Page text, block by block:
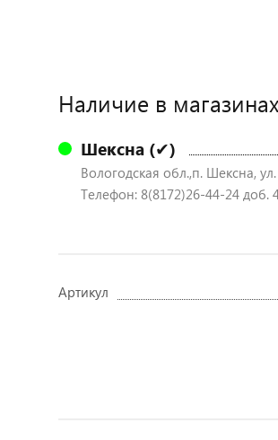
Наличие в магазинах
Шексна (✔)
Вологодская обл.,п. Шексна,
Телефон: 8(8172)26-44-24 доб.
Артикул